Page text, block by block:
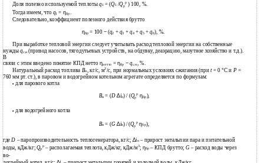
Доля полезно используемой теплотыq1 = (Q1/Qр
р) 100, %.
Тогда имеем, что q1= ηбр.
Следовательно, коэффициент полезного действия брутто
ηбр= 100 − (q2 + q3 +q4 +q5 +q6), %.
При выработке тепловой энергии следует учитывать расход тепловой энергии на собственные
нуждыqс.н(привод насосов, тягодутьевых устройств, на обдувку, деаэрацию, мазутное хозяйство и т.д.).
В
связи с этим введено понятие КПД неттоηнетто = ηбр −qс.н, %.
Натуральный расход топлива Вн , кг/с, м3/с, при нормальных условиях сжигания (приt = 0°С и Р =
760 мм рт. ст.), в паровом и водогрейном котельном агрегате определяется по формулам:
•для парового котла
Вн= (D ∆iп) / (Qр
р ηбр ),
•для водогрейного котла
Вн= (G ∆iв) / (Qр
р ηбр),
гдеD – паропроизводительность теплогенератора, кг/с; ∆iп – прирост энтальпии пара и питательной
воды, кДж/кг;Qр
р – располагаемая теплота, кДж/кг, кДж/м3; ηбр– КПД брутто; G – расход воды через
во-